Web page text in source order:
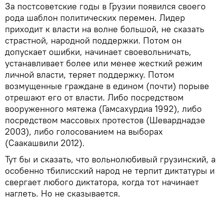
За постсоветские годы в Грузии появился своего
рода шаблон политических перемен. Лидер
приходит к власти на волне большой, не сказать
страстной, народной поддержки. Потом он
допускает ошибки, начинает своевольничать,
устанавливает более или менее жесткий режим
личной власти, теряет поддержку. Потом
возмущенные граждане в едином (почти) порыве
отрешают его от власти. Либо посредством
вооруженного мятежа (Гамсахурдиа 1992), либо
посредством массовых протестов (Шеварднадзе
2003), либо голосованием на выборах
(Саакашвили 2012).
Тут бы и сказать, что вольнолюбивый грузинский, а
особенно тбилисский народ не терпит диктатуры и
свергает любого диктатора, когда тот начинает
наглеть. Но не сказывается.